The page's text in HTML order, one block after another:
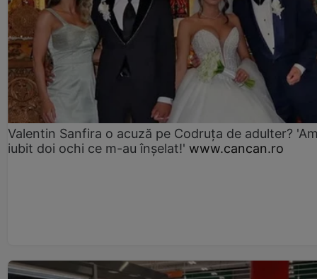
Valentin Sanfira o acuză pe Codruța de adulter?
iubit doi ochi ce m-au înșelat!' www.cancan.ro